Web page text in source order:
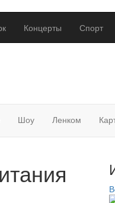
Концерты Спорт
Шоу Ленком